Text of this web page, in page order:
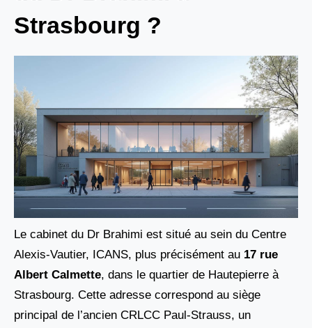
Strasbourg ?
Le cabinet du Dr Brahimi est situé au sein du Centre
Alexis-Vautier, ICANS, plus précisément au 17 rue
Albert Calmette, dans le quartier de Hautepierre à
Strasbourg. Cette adresse correspond au siège
principal de l’ancien CRLCC Paul-Strauss, un